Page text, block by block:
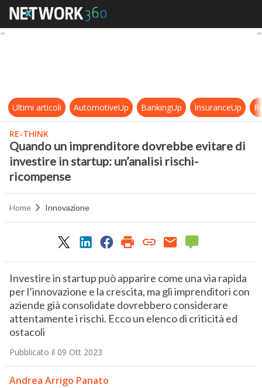
Quando un imprenditore
Ultimi articoli AutomotiveUp BankingUp InsuranceUp
RE-THINK
Quando un imprenditore dovrebbe evitare di
investire in startup: un’analisi rischi-
ricompense
Home Innovazione
Investire in startup può apparire come una via rapida
per l’innovazione e la crescita, ma gli imprenditori con
aziende già consolidate dovrebbero considerare
attentamente i rischi. Ecco un elenco di criticità ed
ostacoli
Pubblicato il 09 Ott 2023
Andrea Arrigo Panato